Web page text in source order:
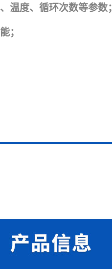
温度、循环次数等参数；
；